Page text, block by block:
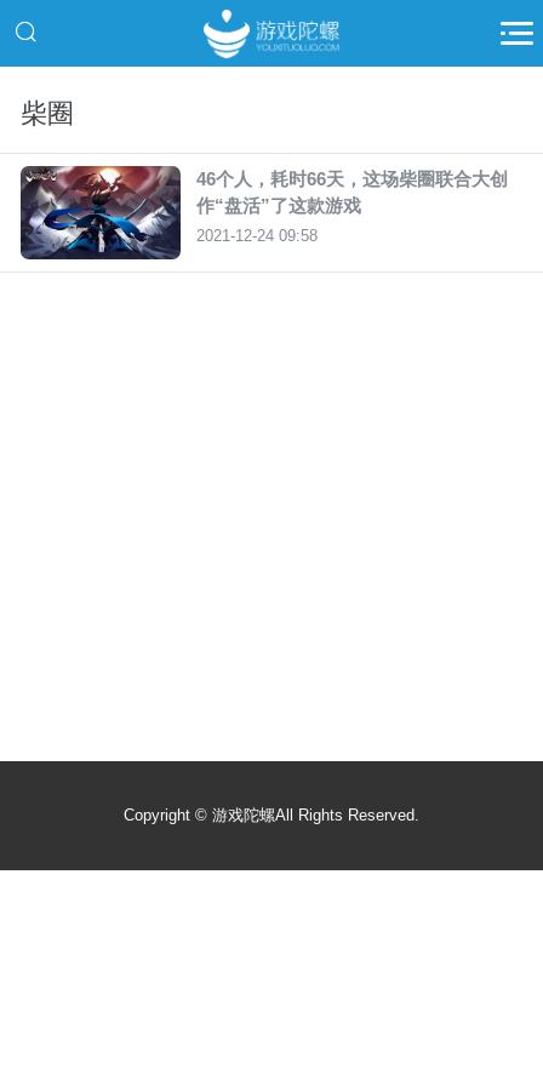
柴圈
46个人，耗时66天，这场柴圈联合大创
作“盘活”了这款游戏
2021-12-24 09:58
Copyright © 游戏陀螺All Rights Reserved.